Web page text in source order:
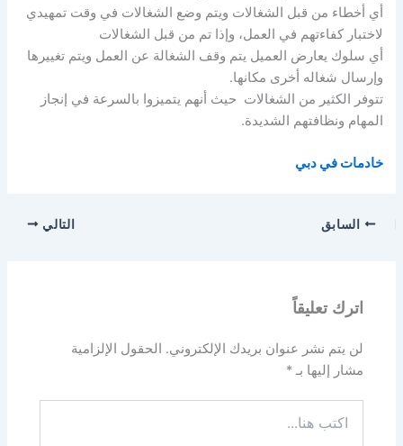
أي أخطاء من قبل الشغالات ويتم وضع الشغالات في وقت تمهيدي
لاختبار كفاءتهم في العمل، وإذا تم من قبل الشغالات
أي سلوك يعارض العميل يتم وقف الشغالة عن العمل ويتم تغييرها
وإرسال شغاله أخرى مكانها.
تتوفر الكثير من الشغالات حيث أنهم يتميزوا بالسرعة في إنجاز
المهام ونظافتهم الشديدة.
خادمات في دبي
السابق التالي
اترك تعليقاً
لن يتم نشر عنوان بريدك الإلكتروني. الحقول الإلزامية
مشار إليها بـ*
هنا...